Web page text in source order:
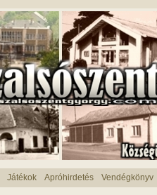
Játékok Apróhirdetés Vendégkönyv